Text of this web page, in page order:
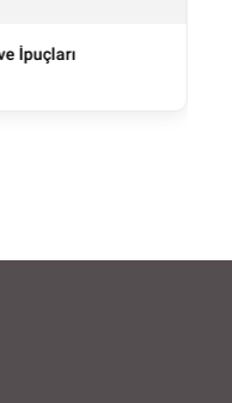
İpuçları